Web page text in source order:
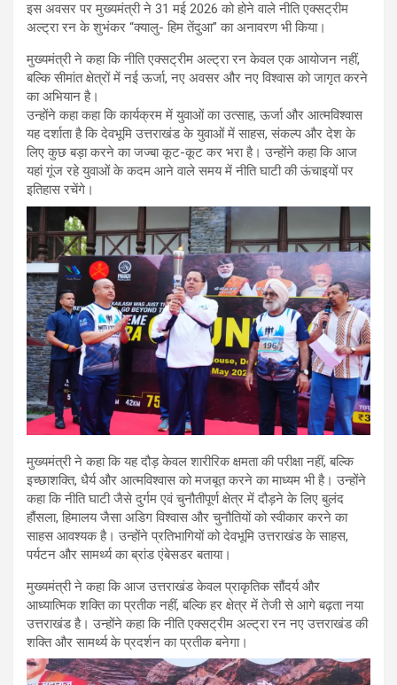
इस अवसर पर मुख्यमंत्री ने 31 मई 2026 को होने वाले नीति एक्सट्रीम
अल्ट्रा रन के शुभंकर “क्यालु- हिम तेंदुआ” का अनावरण भी किया।
मुख्यमंत्री ने कहा कि नीति एक्सट्रीम अल्ट्रा रन केवल एक आयोजन नहीं,
बल्कि सीमांत क्षेत्रों में नई ऊर्जा, नए अवसर और नए विश्वास को जागृत करने
का अभियान है।
उन्होंने कहा कहा कि कार्यक्रम में युवाओं का उत्साह, ऊर्जा और आत्मविश्वास
यह दर्शाता है कि देवभूमि उत्तराखंड के युवाओं में साहस, संकल्प और देश के
लिए कुछ बड़ा करने का जज्बा कूट-कूट कर भरा है। उन्होंने कहा कि आज
यहां गूंज रहे युवाओं के कदम आने वाले समय में नीति घाटी की ऊंचाइयों पर
इतिहास रचेंगे।
मुख्यमंत्री ने कहा कि यह दौड़ केवल शारीरिक क्षमता की परीक्षा नहीं, बल्कि
इच्छाशक्ति, धैर्य और आत्मविश्वास को मजबूत करने का माध्यम भी है। उन्होंने
कहा कि नीति घाटी जैसे दुर्गम एवं चुनौतीपूर्ण क्षेत्र में दौड़ने के लिए बुलंद
हौंसला, हिमालय जैसा अडिग विश्वास और चुनौतियों को स्वीकार करने का
साहस आवश्यक है। उन्होंने प्रतिभागियों को देवभूमि उत्तराखंड के साहस,
पर्यटन और सामर्थ्य का ब्रांड एंबेसडर बताया।
मुख्यमंत्री ने कहा कि आज उत्तराखंड केवल प्राकृतिक सौंदर्य और
आध्यात्मिक शक्ति का प्रतीक नहीं, बल्कि हर क्षेत्र में तेजी से आगे बढ़ता नया
उत्तराखंड है। उन्होंने कहा कि नीति एक्सट्रीम अल्ट्रा रन नए उत्तराखंड की
शक्ति और सामर्थ्य के प्रदर्शन का प्रतीक बनेगा।